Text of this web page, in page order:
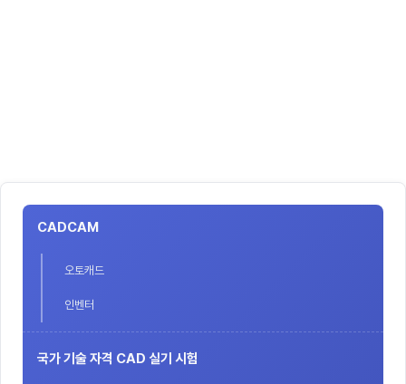
CADCAM
오토캐드
인벤터
국가 기술 자격 CAD 실기 시험